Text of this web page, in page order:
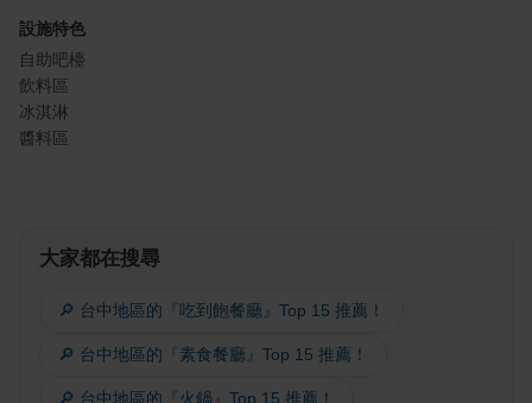
設施特色
自助吧檯
飲料區
冰淇淋
醬料區
大家都在搜尋
🔎 台中地區的『吃到飽餐廳』Top 15 推薦！
🔎 台中地區的『素食餐廳』Top 15 推薦！
🔎 台中地區的『火鍋』Top 15 推薦！